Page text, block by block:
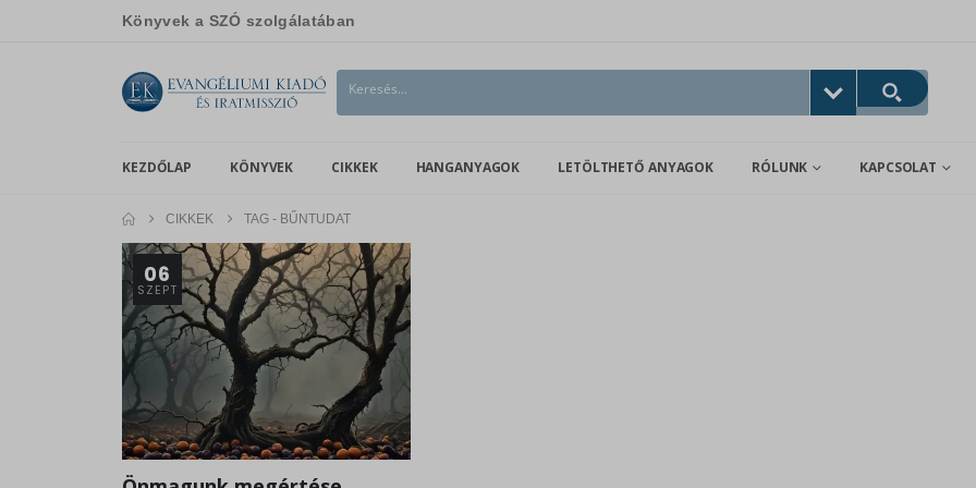
Könyvek a SZÓ szolgálatában
KEZDŐLAP KÖNYVEK CIKKEK HANGANYAGOK LETÖLTHETŐ ANYAGOK RÓLUNK KAPCSOLAT
CIKKEK TAG - BŰNTUDAT
06
SZEPT